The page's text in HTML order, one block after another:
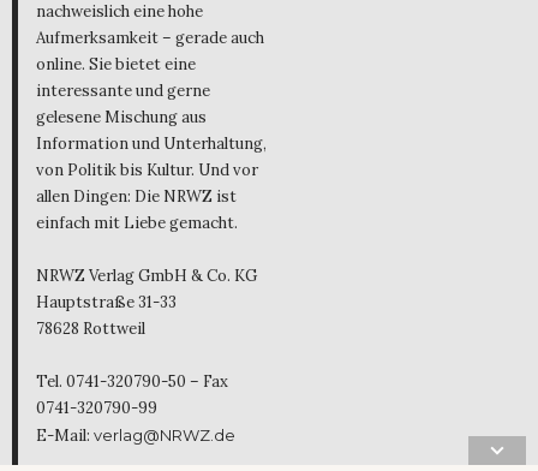
nachweislich eine hohe
Aufmerksamkeit – gerade auch
online. Sie bietet eine
interessante und gerne
gelesene Mischung aus
Information und Unterhaltung,
von Politik bis Kultur. Und vor
allen Dingen: Die NRWZ ist
einfach mit Liebe gemacht.
NRWZ Verlag GmbH & Co. KG
Hauptstraße 31-33
78628 Rottweil
Tel. 0741-320790-50 – Fax
0741-320790-99
E-Mail: verlag@NRWZ.de